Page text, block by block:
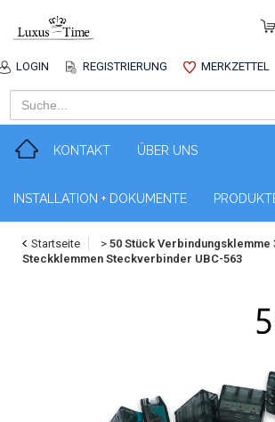
LOGIN REGISTRIERUNG MERKZETTEL
KONTAKT ÜBER UNS
INSTALLATION + DOKUMENTE
Startseite > 50 Stück Verbindungsklemme
Steckklemmen Steckverbinder UBC-563